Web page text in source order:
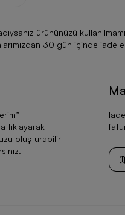
ürününüzü
30 gün içinde iade
”
tıklayarak
oluşturabilir